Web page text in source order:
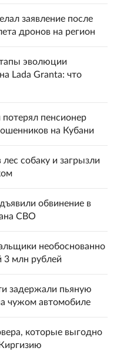
заявление после
дронов на регион
эволюции
Lada Granta: что
пенсионер
на Кубани
собаку и загрызли
обвинение в
СВО
необоснованно
3 млн рублей
задержали пьяную
чужом автомобиле
которые выгодно